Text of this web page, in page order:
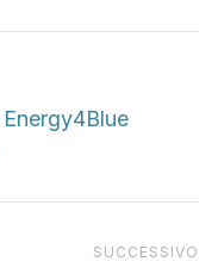
SUCCESSIVO